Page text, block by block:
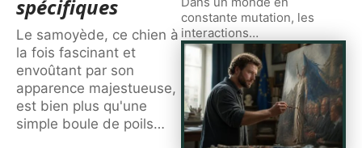
spécifiques
Le samoyède, ce chien à
la fois fascinant et
envoûtant par son
apparence majestueuse,
est bien plus qu'une
simple boule de poils…
constante mutation, les
interactions…